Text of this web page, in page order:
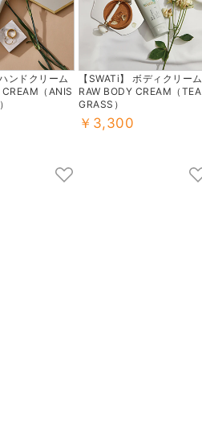
ンドクリーム
（ANIS
【SWATi】 ボディクリーム
RAW BODY CREAM（TEA
GRASS）
￥3,300